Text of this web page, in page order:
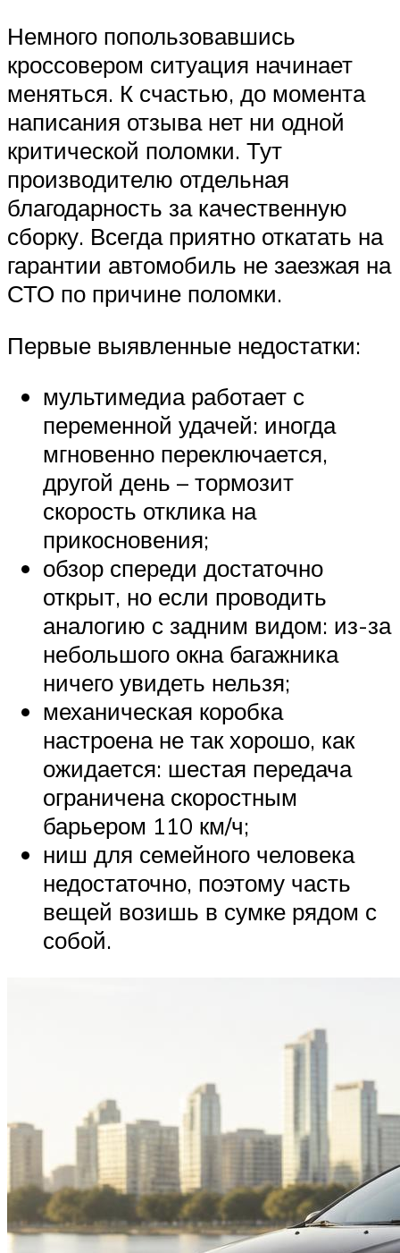
Немного попользовавшись
кроссовером ситуация начинает
меняться. К счастью, до момента
написания отзыва нет ни одной
критической поломки. Тут
производителю отдельная
благодарность за качественную
сборку. Всегда приятно откатать на
гарантии автомобиль не заезжая на
СТО по причине поломки.
Первые выявленные недостатки:
мультимедиа работает с
переменной удачей: иногда
мгновенно переключается,
другой день – тормозит
скорость отклика на
прикосновения;
обзор спереди достаточно
открыт, но если проводить
аналогию с задним видом: из-за
небольшого окна багажника
ничего увидеть нельзя;
механическая коробка
настроена не так хорошо, как
ожидается: шестая передача
ограничена скоростным
барьером 110 км/ч;
ниш для семейного человека
недостаточно, поэтому часть
вещей возишь в сумке рядом с
собой.